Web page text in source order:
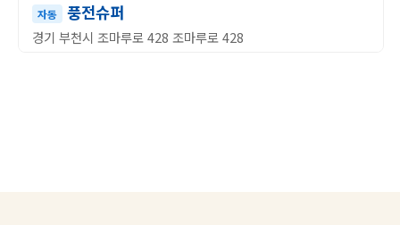
자동 풍전슈퍼
경기 부천시 조마루로 428 조마루로 428